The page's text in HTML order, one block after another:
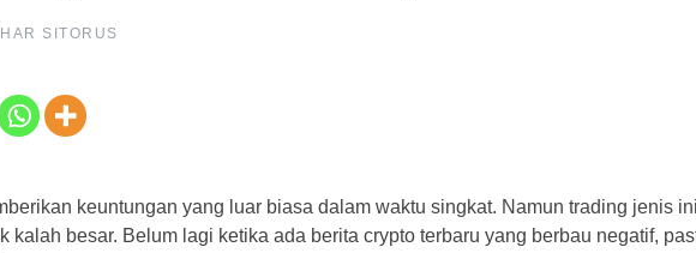
SITORUS
keuntungan yang luar biasa dalam waktu singkat. Namun trading jenis
kalah besar. Belum lagi ketika ada berita crypto terbaru yang berbau negatif,